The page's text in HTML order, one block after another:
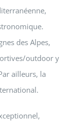
des Alpes,
outdoor y
ailleurs, la